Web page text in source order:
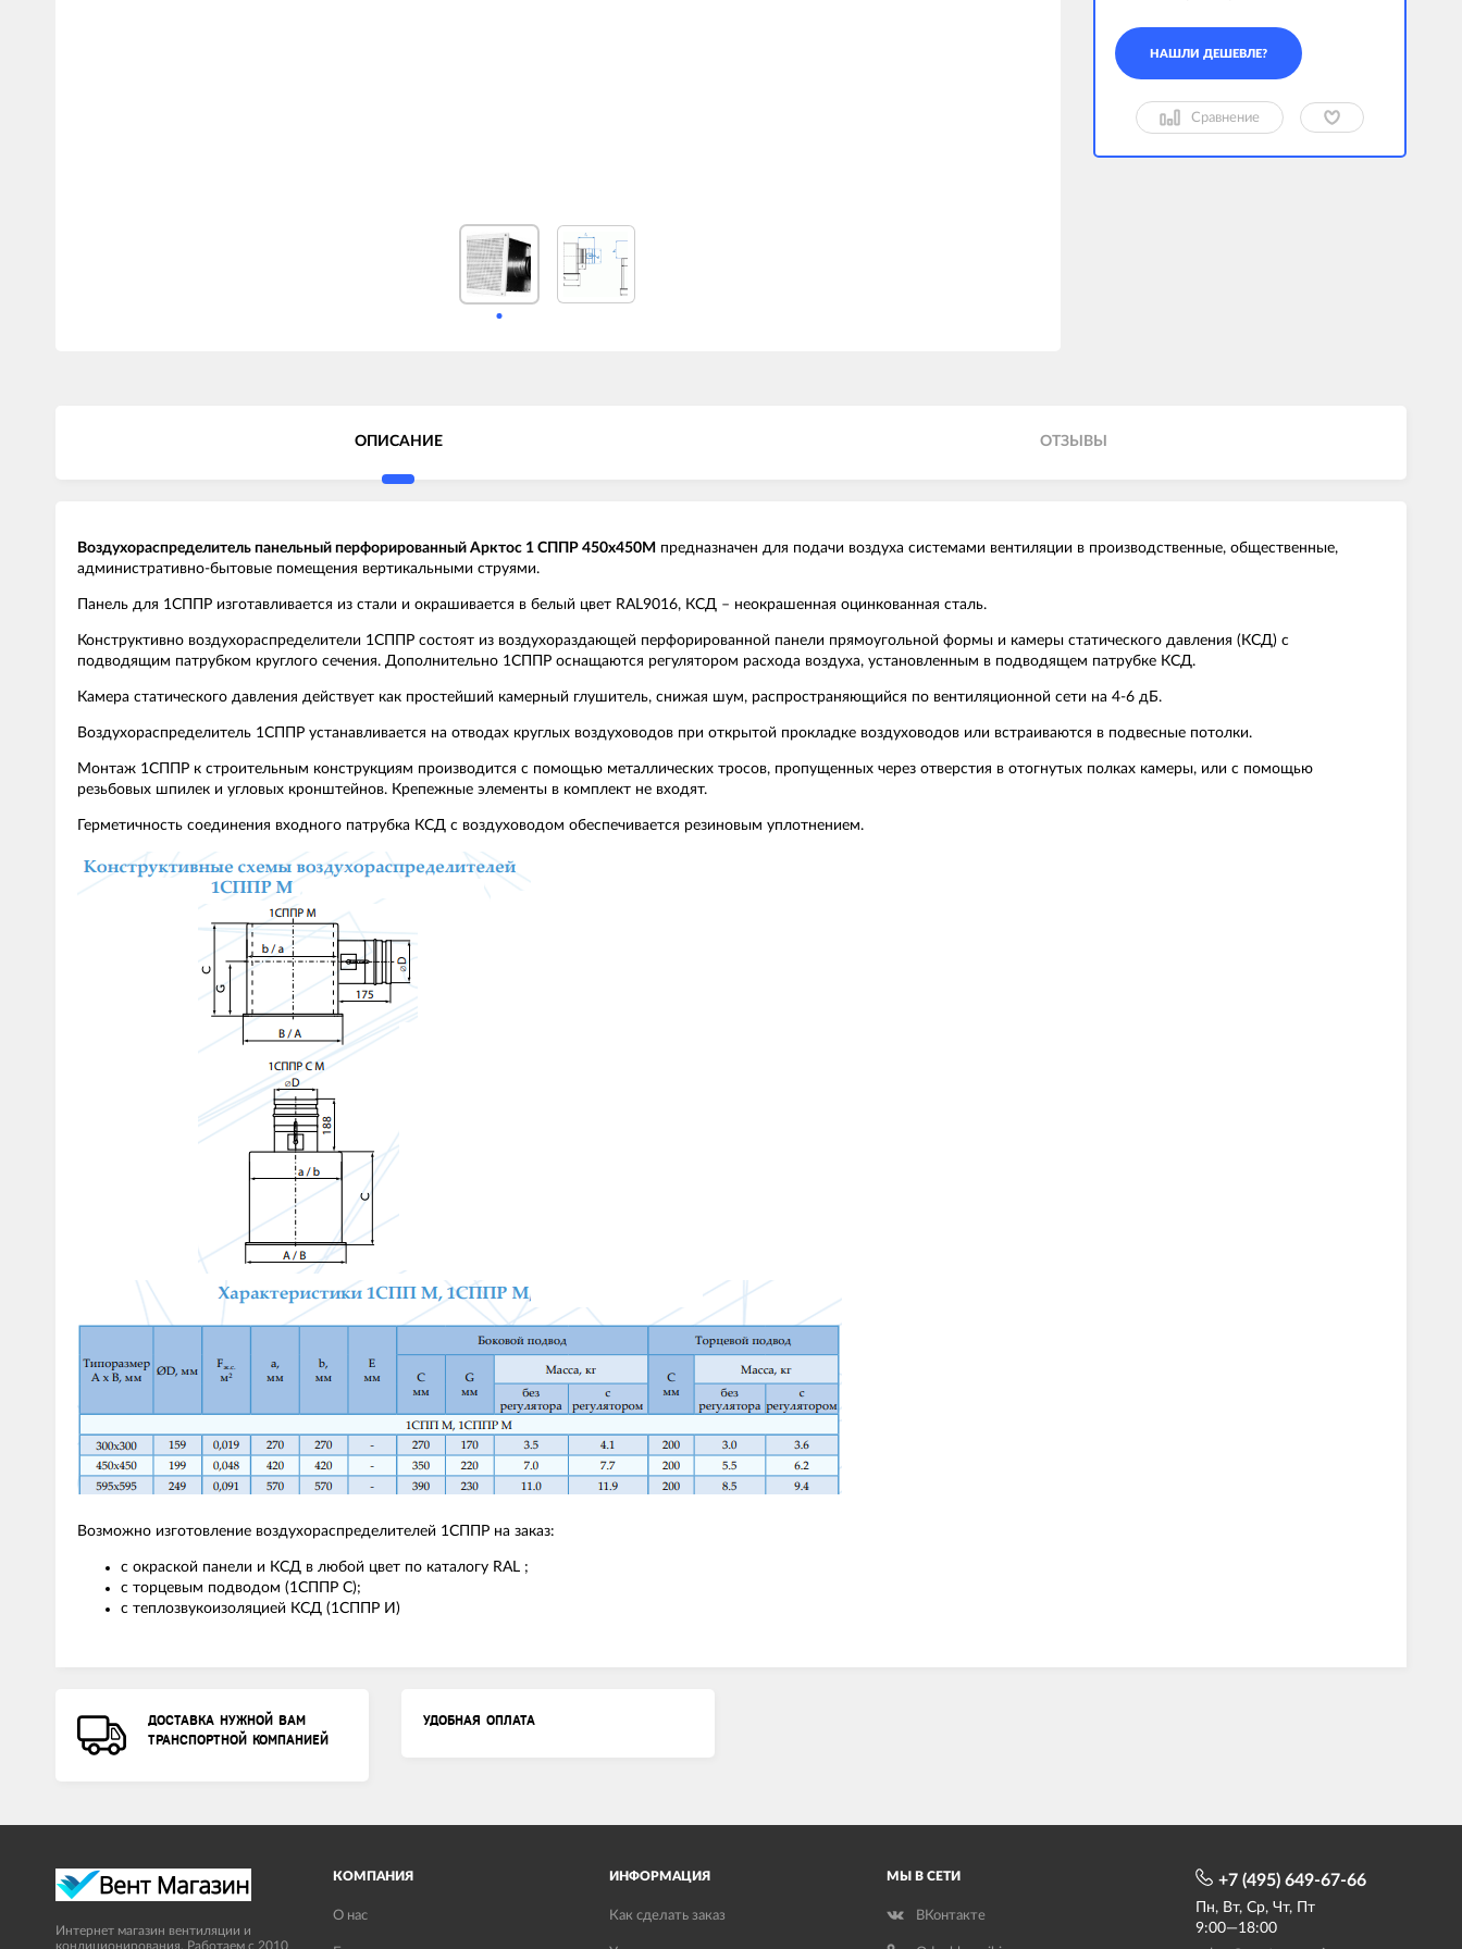
Сравнение
ОПИСАНИЕ ОТЗЫВЫ
Воздухораспределитель панельный перфорированный Арктос 1 СППР 450х450М предназначен для подачи воздуха системами вентиляции в производственные, общественные,
административно-бытовые помещения вертикальными струями.
Панель для 1СППР изготавливается из стали и окрашивается в белый цвет RAL9016, КСД – неокрашенная оцинкованная сталь.
Конструктивно воздухораспределители 1СППР состоят из воздухораздающей перфорированной панели прямоугольной формы и камеры статического давления (КСД) с
подводящим патрубком круглого сечения. Дополнительно 1СППР оснащаются регулятором расхода воздуха, установленным в подводящем патрубке КСД.
Камера статического давления действует как простейший камерный глушитель, снижая шум, распространяющийся по вентиляционной сети на 4-6 дБ.
Воздухораспределитель 1СППР устанавливается на отводах круглых воздуховодов при открытой прокладке воздуховодов или встраиваются в подвесные потолки.
Монтаж 1СППР к строительным конструкциям производится с помощью металлических тросов, пропущенных через отверстия в отогнутых полках камеры, или с помощью
резьбовых шпилек и угловых кронштейнов. Крепежные элементы в комплект не входят.
Герметичность соединения входного патрубка КСД с воздуховодом обеспечивается резиновым уплотнением.
Возможно изготовление воздухораспределителей 1СППР на заказ:
с окраской панели и КСД в любой цвет по каталогу RAL ;
с торцевым подводом (1СППР С);
с теплозвукоизоляцией КСД (1СППР И)
ДОСТАВКА НУЖНОЙ ВАМ
ТРАНСПОРТНОЙ КОМПАНИЕЙ
УДОБНАЯ ОПЛАТА
Интернет магазин вентиляции и
кондиционирования. Работаем с 2010
КОМПАНИЯ
О нас
ИНФОРМАЦИЯ
Как сделать заказ
МЫ В СЕТИ
ВКонтакте
+7 (495) 649-67-66
Пн, Вт, Ср, Чт, Пт
9:00—18:00